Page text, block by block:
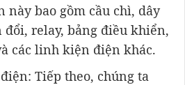
này bao gồm cầu chì, dây
đổi, relay, bảng điều khiển,
các linh kiện điện khác.
Tiếp theo, chúng ta